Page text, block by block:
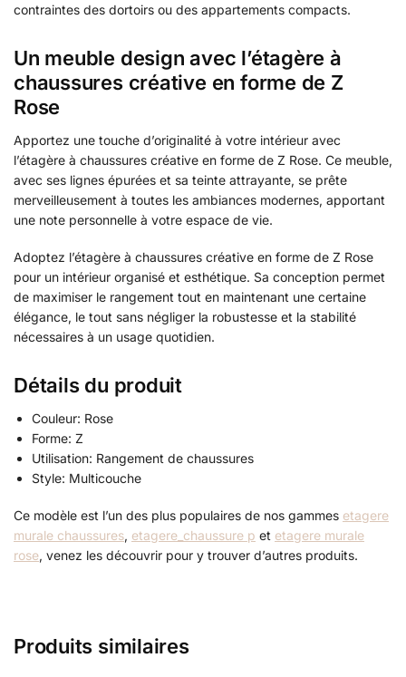
contraintes des dortoirs ou des appartements compacts.
Un meuble design avec l’étagère à
chaussures créative en forme de Z
Rose
Apportez une touche d’originalité à votre intérieur avec
l’étagère à chaussures créative en forme de Z Rose. Ce meuble,
avec ses lignes épurées et sa teinte attrayante, se prête
merveilleusement à toutes les ambiances modernes, apportant
une note personnelle à votre espace de vie.
Adoptez l’étagère à chaussures créative en forme de Z Rose
pour un intérieur organisé et esthétique. Sa conception permet
de maximiser le rangement tout en maintenant une certaine
élégance, le tout sans négliger la robustesse et la stabilité
nécessaires à un usage quotidien.
Détails du produit
Couleur: Rose
Forme: Z
Utilisation: Rangement de chaussures
Style: Multicouche
Ce modèle est l’un des plus populaires de nos gammes etagere
murale chaussures, etagere_chaussure p et etagere murale
rose, venez les découvrir pour y trouver d’autres produits.
Produits similaires